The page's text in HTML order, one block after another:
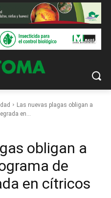
Las nuevas plagas obligan a
en...
obligan a
de
en cítricos